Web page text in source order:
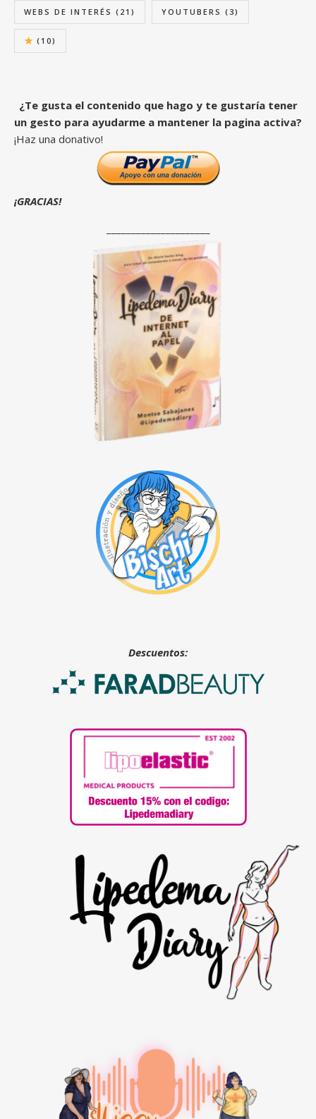
WEBS DE INTERÉS (21) YOUTUBERS (3)
(10)
¿Te gusta el contenido que hago y te gustaría tener
un gesto para ayudarme a mantener la pagina activa?
¡Haz una donativo!
¡GRACIAS!
Descuentos: